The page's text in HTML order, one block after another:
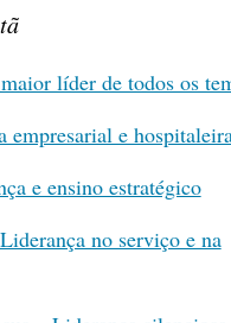
líder de todos os
empresarial e
e ensino estratégico
no serviço e na